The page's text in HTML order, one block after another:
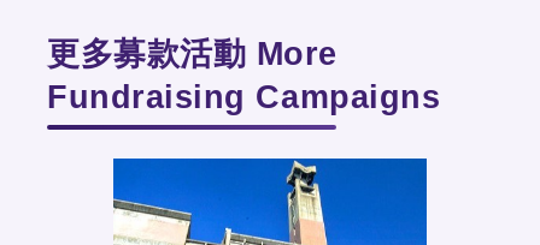
更多募款活動 More
Fundraising Campaigns